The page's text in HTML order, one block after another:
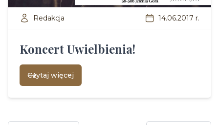
Redakcja 14.06.2017 r.
Koncert Uwielbienia!
Czytaj więcej